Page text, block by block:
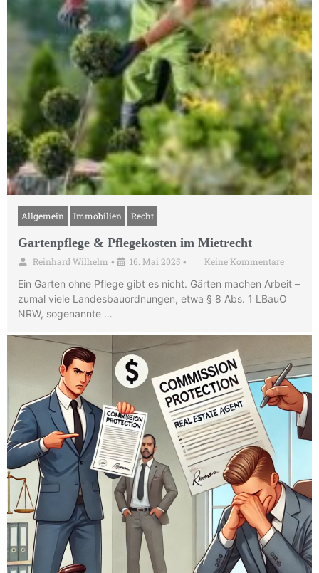
Allgemein Immobilien Recht
Gartenpflege & Pflegekosten im Mietrecht
Reinhard Wilhelm • 16. Mai 2025 • Keine Kommentare
Ein Garten ohne Pflege gibt es nicht. Gärten machen Arbeit –
zumal viele Landesbauordnungen, etwa § 8 Abs. 1 LBauO
NRW, sogenannte …